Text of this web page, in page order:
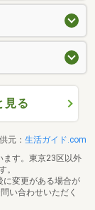
見る
元： 生活ガイド.com
ます。東京23区以外
。
に変更がある場合が
い合わせいただく